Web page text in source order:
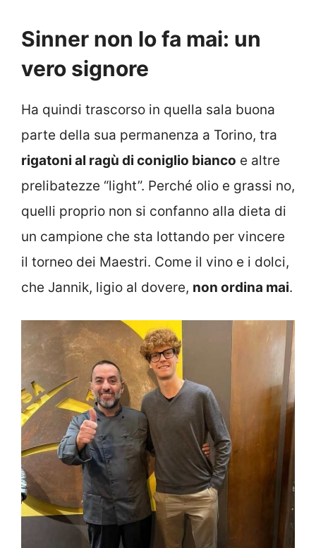
Sinner non lo fa mai: un
vero signore
Ha quindi trascorso in quella sala buona
parte della sua permanenza a Torino, tra
rigatoni al ragù di coniglio bianco e altre
prelibatezze “light”. Perché olio e grassi no,
quelli proprio non si confanno alla dieta di
un campione che sta lottando per vincere
il torneo dei Maestri. Come il vino e i dolci,
che Jannik, ligio al dovere, non ordina mai.